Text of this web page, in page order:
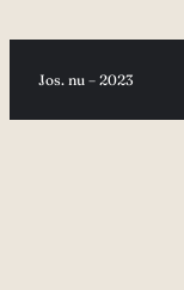
Jos. nu – 2023